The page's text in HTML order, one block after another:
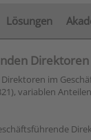
Lösungen
im
variablen